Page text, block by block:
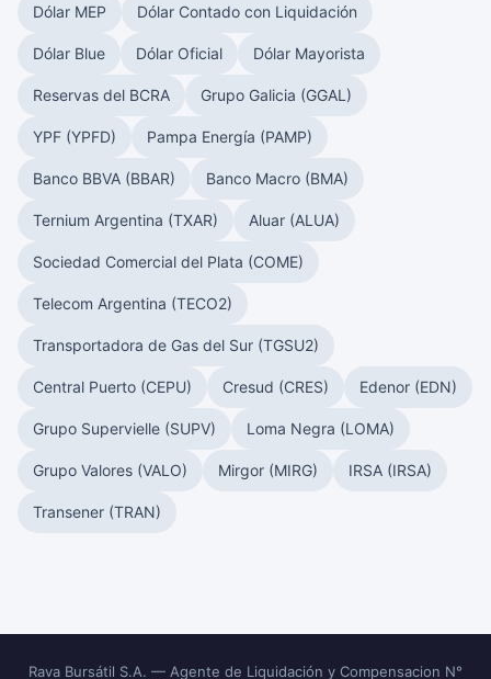
Dólar MEP Dólar Contado con Liquidación
Dólar Blue Dólar Oficial Dólar Mayorista
Reservas del BCRA Grupo Galicia (GGAL)
YPF (YPFD) Pampa Energía (PAMP)
Banco BBVA (BBAR) Banco Macro (BMA)
Ternium Argentina (TXAR) Aluar (ALUA)
Sociedad Comercial del Plata (COME)
Telecom Argentina (TECO2)
Transportadora de Gas del Sur (TGSU2)
Central Puerto (CEPU) Cresud (CRES) Edenor (EDN)
Grupo Supervielle (SUPV) Loma Negra (LOMA)
Grupo Valores (VALO) Mirgor (MIRG) IRSA (IRSA)
Transener (TRAN)
Rava Bursátil S.A. — Agente de Liquidación y Compensacion N°